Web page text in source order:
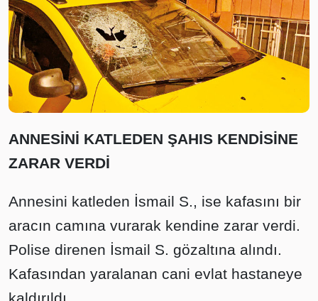
ANNESİNİ KATLEDEN ŞAHIS KENDİSİNE
ZARAR VERDİ
Annesini katleden İsmail S., ise kafasını bir
aracın camına vurarak kendine zarar verdi.
Polise direnen İsmail S. gözaltına alındı.
Kafasından yaralanan cani evlat hastaneye